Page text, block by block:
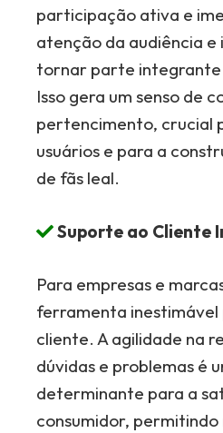
participação ativa e
atenção da audiência e
tornar parte integrante
Isso gera um senso de
pertencimento, crucial
usuários e para a
de fãs leal.
Suporte ao Cliente
Para empresas e
ferramenta
cliente. A agilidade na
dúvidas e problemas é
determinante para a
consumidor, permitindo